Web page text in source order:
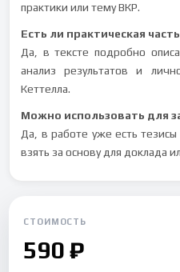
практики или тему ВКР.
Есть ли практическая
Да, в тексте подробно
анализ результатов и
Кеттелла.
Можно использовать для
Да, в работе уже есть
взять за основу для доклада
СТОИМОСТЬ
590 ₽